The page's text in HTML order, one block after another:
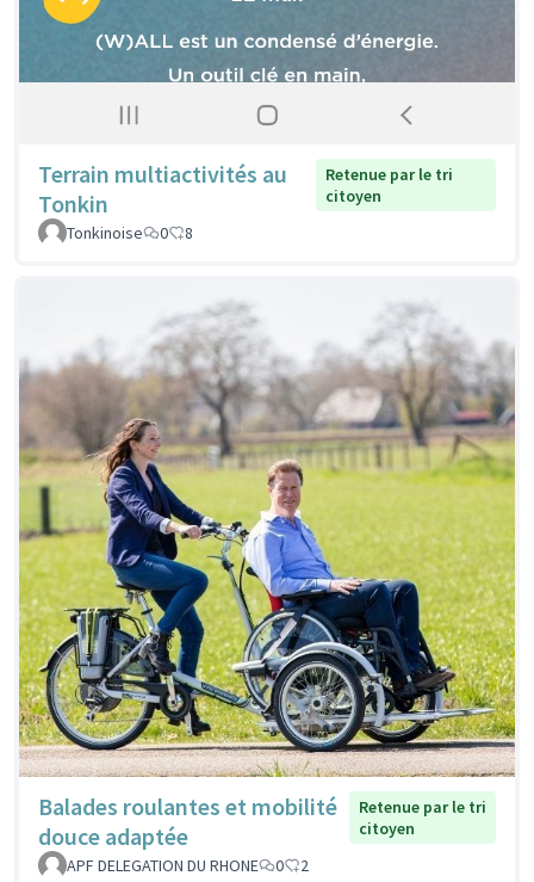
Terrain multiactivités au
Tonkin
Retenue par le tri
citoyen
Tonkinoise
0 8
Balades roulantes et mobilité
douce adaptée
Retenue par le tri
citoyen
APF DELEGATION DU RHONE
0 2